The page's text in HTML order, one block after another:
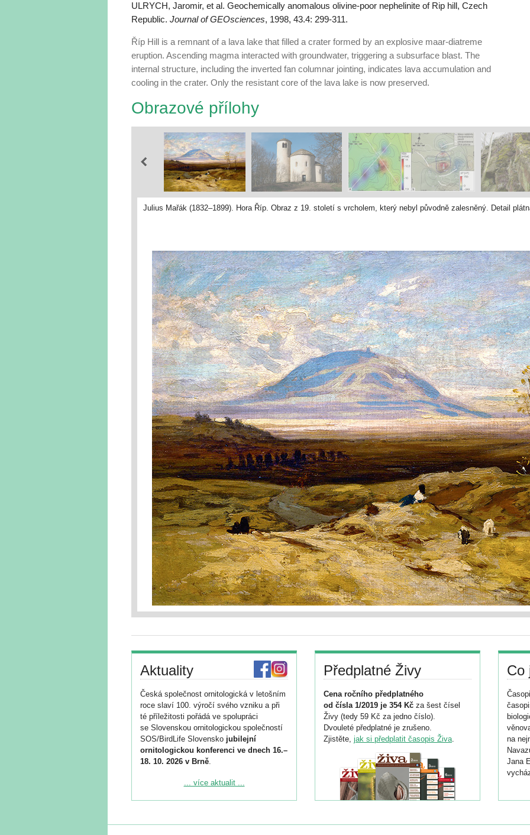
ULRYCH, Jaromir, et al. Geochemically anomalous olivine-poor nephelinite of Rip hill, Czech
Republic. Journal of GEOsciences, 1998, 43.4: 299-311.
Říp Hill is a remnant of a lava lake that filled a crater formed by an explosive maar-diatreme
eruption. Ascending magma interacted with groundwater, triggering a subsurface blast. The
internal structure, including the inverted fan columnar jointing, indicates lava accumulation and
cooling in the crater. Only the resistant core of the lava lake is now preserved.
Obrazové přílohy
Julius Mařák (1832–1899). Hora Říp. Obraz z 19. století s vrcholem, který nebyl původně zalesněný. Detail
Aktuality
Česká společnost ornitologická v letošním
roce slaví 100. výročí svého vzniku a při
té příležitosti pořádá ve spolupráci
se Slovenskou ornitologickou společností
SOS/BirdLife Slovensko jubilejní
ornitologickou konferenci ve dnech 16.–
18. 10. 2026 v Brně.
Podrobnější informace ke konferenci
Registrovat se můžete do 6. září.
... více aktualit ...
Předplatné Živy
Cena ročního předplatného
od čísla 1/2019 je 354 Kč za šest čísel
Živy (tedy 59 Kč za jedno číslo).
Dvouleté předplatné je zrušeno.
Zjistěte, jak si předplatit časopis Živa.
Co
na
Jana